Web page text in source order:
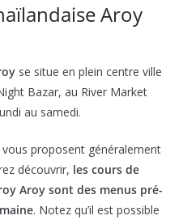
Aroy
se situe en plein centre ville
Bazar, au River Market
au samedi.
vous proposent généralement
découvrir, les cours de
Aroy sont des menus pré-
. Notez qu’il est possible